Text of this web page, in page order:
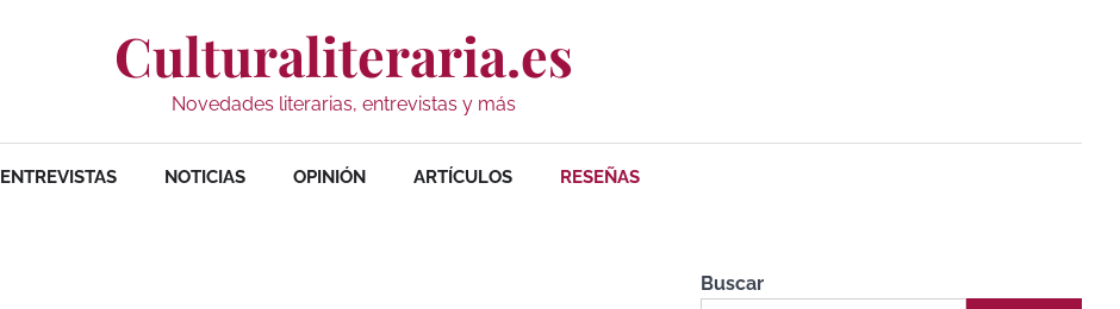
Culturaliteraria.es
Novedades literarias, entrevistas y más
ENTREVISTAS NOTICIAS OPINIÓN ARTÍCULOS RESEÑAS
Buscar